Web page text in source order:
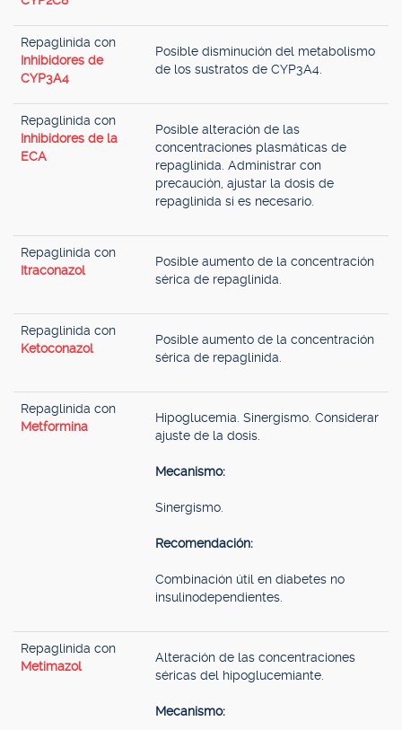
Repaglinida con
Inhibidores de
CYP3A4
Posible disminución del metabolismo
de los sustratos de CYP3A4.
Repaglinida con
Inhibidores de la
ECA
Posible alteración de las
concentraciones plasmáticas de
repaglinida. Administrar con
precaución, ajustar la dosis de
repaglinida si es necesario.
Repaglinida con
Itraconazol
Posible aumento de la concentración
sérica de repaglinida.
Repaglinida con
Ketoconazol
Posible aumento de la concentración
sérica de repaglinida.
Repaglinida con
Metformina
Hipoglucemia. Sinergismo. Considerar
ajuste de la dosis.
Mecanismo:
Sinergismo.
Recomendación:
Combinación útil en diabetes no
insulinodependientes.
Repaglinida con
Metimazol
Alteración de las concentraciones
séricas del hipoglucemiante.
Mecanismo: